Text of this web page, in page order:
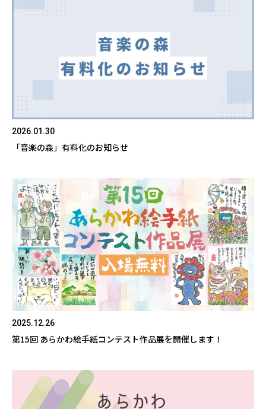
2026.01.30
「音楽の森」有料化のお知らせ
2025.12.26
第15回 あらかわ絵手紙コンテスト作品展を開催します！